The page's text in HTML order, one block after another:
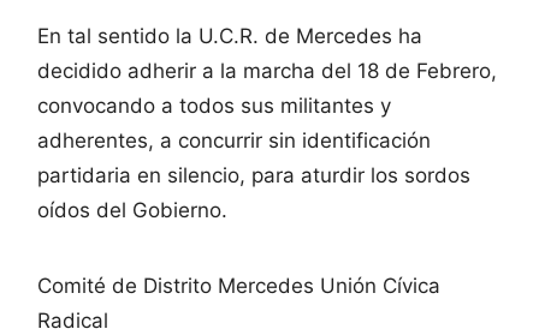
En tal sentido la U.C.R. de Mercedes ha
decidido adherir a la marcha del 18 de Febrero,
convocando a todos sus militantes y
adherentes, a concurrir sin identificación
partidaria en silencio, para aturdir los sordos
oídos del Gobierno.
Comité de Distrito Mercedes Unión Cívica
Radical